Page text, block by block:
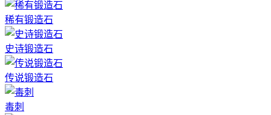
稀有锻造石
史诗锻造石
传说锻造石
毒刺